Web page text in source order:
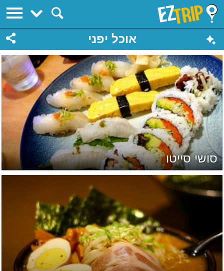
EZTrip
אוכל יפני
סושי סייטו